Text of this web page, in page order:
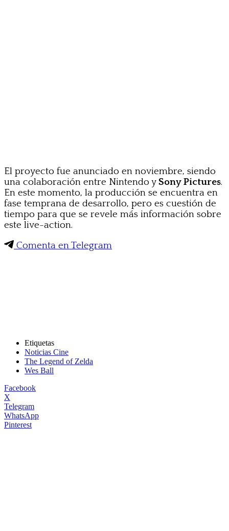
El proyecto fue anunciado en noviembre, siendo
una colaboración entre Nintendo ySony Pictures.
En este momento, la producción se encuentra en
fase temprana de desarrollo, pero es cuestión de
tiempo para que se revele más información sobre
este live-action.
Comenta en Telegram
Etiquetas
Noticias Cine
The Legend of Zelda
Wes Ball
Facebook
X
Telegram
WhatsApp
Pinterest